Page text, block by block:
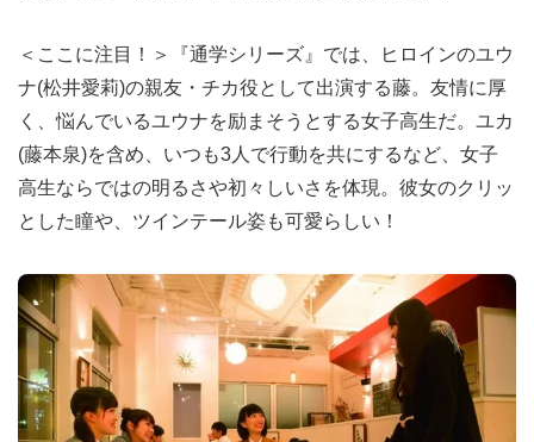
＜ここに注目！＞『通学シリーズ』では、ヒロインのユウ
ナ(松井愛莉)の親友・チカ役として出演する藤。友情に厚
く、悩んでいるユウナを励まそうとする女子高生だ。ユカ
(藤本泉)を含め、いつも3人で行動を共にするなど、女子
高生ならではの明るさや初々しいさを体現。彼女のクリッ
とした瞳や、ツインテール姿も可愛らしい！